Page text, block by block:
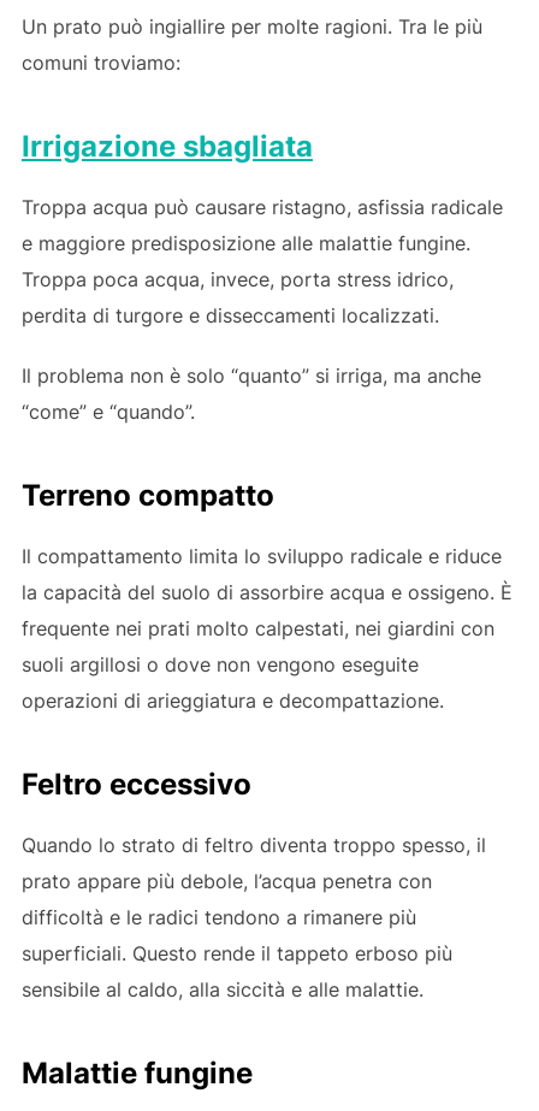
Un prato può ingiallire per molte ragioni. Tra le più
comuni troviamo:
Irrigazione sbagliata
Troppa acqua può causare ristagno, asfissia radicale
e maggiore predisposizione alle malattie fungine.
Troppa poca acqua, invece, porta stress idrico,
perdita di turgore e disseccamenti localizzati.
Il problema non è solo “quanto” si irriga, ma anche
“come” e “quando”.
Terreno compatto
Il compattamento limita lo sviluppo radicale e riduce
la capacità del suolo di assorbire acqua e ossigeno. È
frequente nei prati molto calpestati, nei giardini con
suoli argillosi o dove non vengono eseguite
operazioni di arieggiatura e decompattazione.
Feltro eccessivo
Quando lo strato di feltro diventa troppo spesso, il
prato appare più debole, l’acqua penetra con
difficoltà e le radici tendono a rimanere più
superficiali. Questo rende il tappeto erboso più
sensibile al caldo, alla siccità e alle malattie.
Malattie fungine